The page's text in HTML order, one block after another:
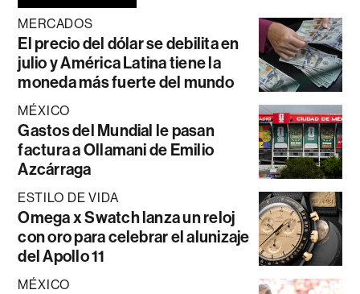
MERCADOS
El precio del dólar se debilita en
julio y América Latina tiene la
moneda más fuerte del mundo
MÉXICO
Gastos del Mundial le pasan
factura a Ollamani de Emilio
Azcárraga
ESTILO DE VIDA
Omega x Swatch lanza un reloj
con oro para celebrar el alunizaje
del Apollo 11
MÉXICO